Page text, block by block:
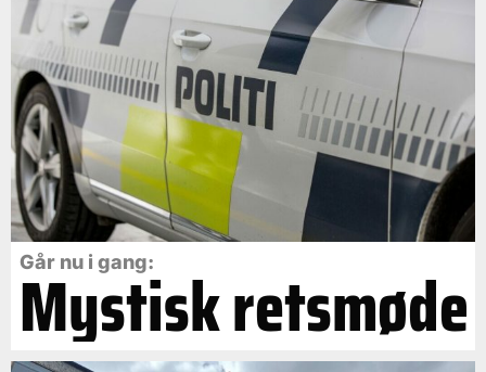
Går nu i gang:
Mystisk retsmøde